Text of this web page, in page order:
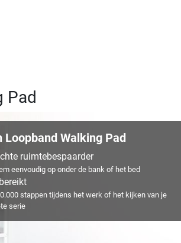
Pad
Loopband Walking Pad
ruimtebespaarder
eenvoudig op onder de bank of het bed
stappen tijdens het werk of het kijken van je
serie